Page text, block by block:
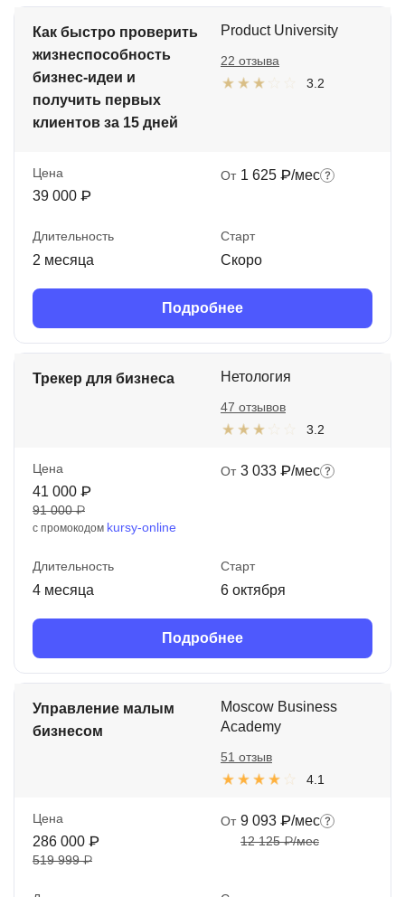
Как быстро проверить
жизнеспособность
бизнес-идеи и
получить первых
клиентов за 15 дней
Product University
3.2
22 отзыва
Цена
39 000 ₽
От 1 625 ₽/мес
Длительность
2 месяца
Старт
Скоро
Подробнее
Трекер для бизнеса Нетология
3.2
47 отзывов
Цена
41 000 ₽
91 000 ₽
с промокодом kursy-online
От 3 033 ₽/мес
Длительность
4 месяца
Старт
6 октября
Подробнее
Управление малым
бизнесом
Moscow Business
Academy
4.1
51 отзыв
Цена
286 000 ₽
519 999 ₽
От 9 093 ₽/мес
12 125 ₽/мес